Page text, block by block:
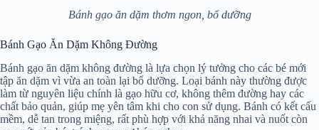
Bánh gạo ăn dặm thơm ngon, bổ dưỡng
Bánh Gạo Ăn Dặm Không Đường
Bánh gạo ăn dặm không đường là lựa chọn lý tưởng cho các bé mới
tập ăn dặm vì vừa an toàn lại bổ dưỡng. Loại bánh này thường được
làm từ nguyên liệu chính là gạo hữu cơ, không thêm đường hay các
chất bảo quản, giúp mẹ yên tâm khi cho con sử dụng. Bánh có kết cấu
mềm, dễ tan trong miệng, rất phù hợp với khả năng nhai và nuốt còn